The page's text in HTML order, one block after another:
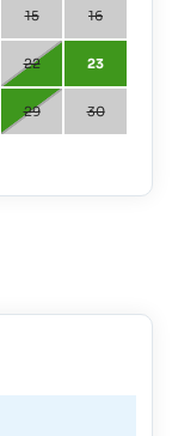
15 16
22 23
29 30